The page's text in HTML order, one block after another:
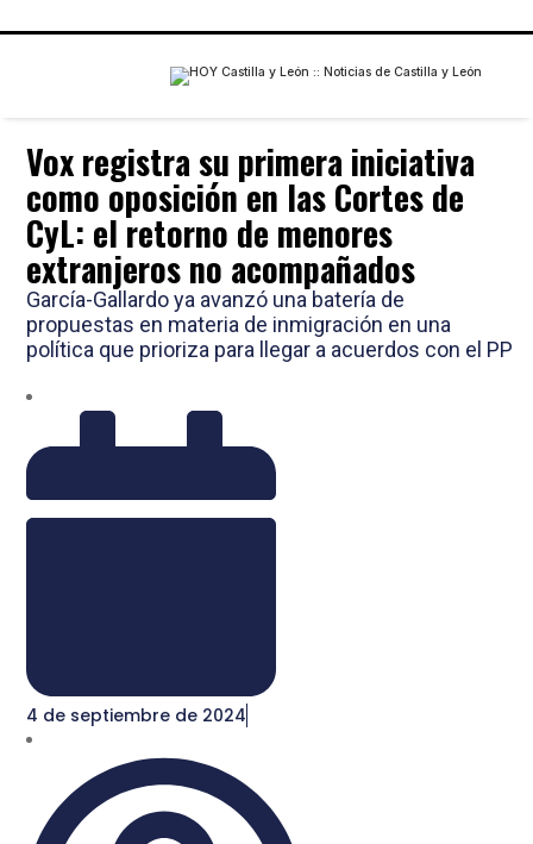
Vox registra su primera iniciativa
como oposición en las Cortes de
CyL: el retorno de menores
extranjeros no acompañados
García-Gallardo ya avanzó una batería de
propuestas en materia de inmigración en una
política que prioriza para llegar a acuerdos con el PP
4 de septiembre de 2024